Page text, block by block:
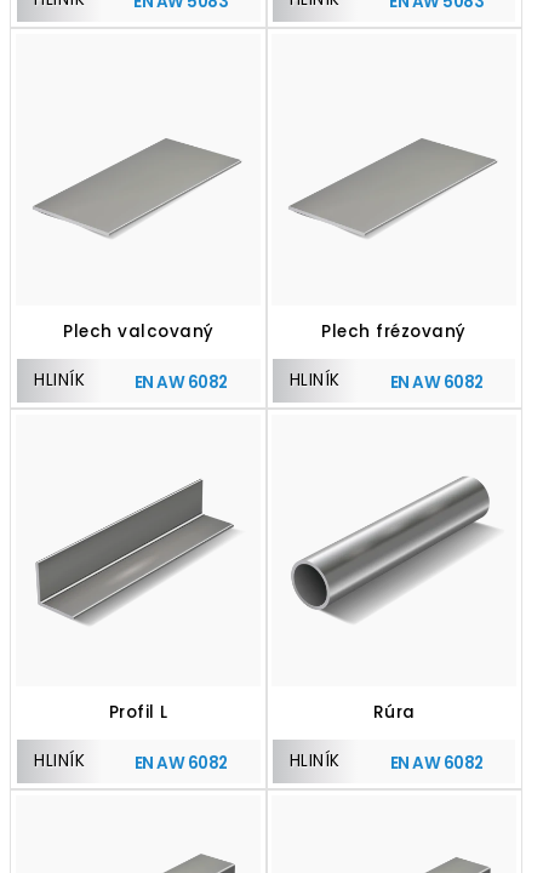
Plech valcovaný
HLINÍK EN AW 6082
Plech frézovaný
HLINÍK EN AW 6082
Profil L
HLINÍK EN AW 6082
Rúra
HLINÍK EN AW 6082